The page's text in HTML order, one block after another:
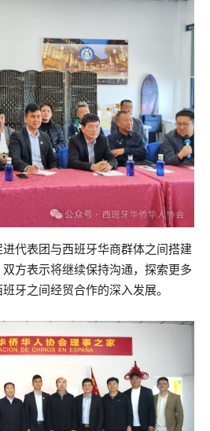
代表团与西班牙华商群体之间搭建
方表示将继续保持沟通，探索更多
牙之间经贸合作的深入发展。